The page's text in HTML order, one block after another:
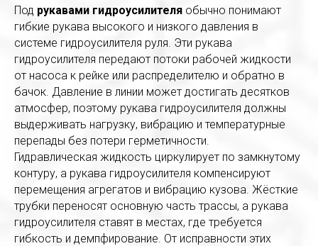
Под рукавами гидроусилителя обычно понимают
гибкие рукава высокого и низкого давления в
системе гидроусилителя руля. Эти рукава
гидроусилителя передают потоки рабочей жидкости
от насоса к рейке или распределителю и обратно в
бачок. Давление в линии может достигать десятков
атмосфер, поэтому рукава гидроусилителя должны
выдерживать нагрузку, вибрацию и температурные
перепады без потери герметичности.
Гидравлическая жидкость циркулирует по замкнутому
контуру, а рукава гидроусилителя компенсируют
перемещения агрегатов и вибрацию кузова. Жёсткие
трубки переносят основную часть трассы, а рукава
гидроусилителя ставят в местах, где требуется
гибкость и демпфирование. От исправности этих